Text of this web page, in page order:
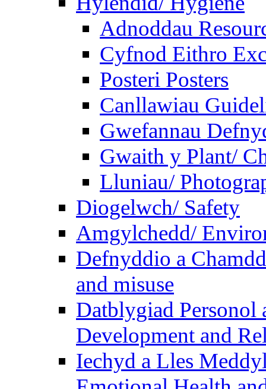
Adnoddau
Cyfnod Eithro
Posteri Posters
Canllawiau
Gwefannau
Gwaith y Plant/
Lluniau/
Diogelwch/ Safety
Amgylchedd/
Defnyddio a
and misuse
Datblygiad Personol
Development and
Iechyd a Lles